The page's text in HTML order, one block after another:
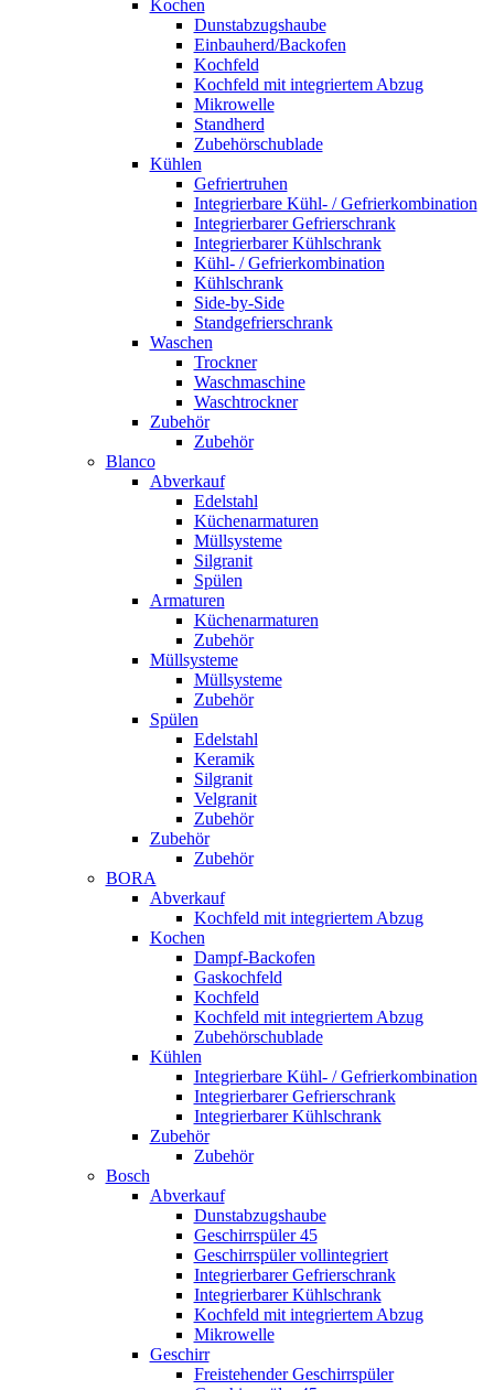
Kochen
Dunstabzugshaube
Einbauherd/Backofen
Kochfeld
Kochfeld mit integriertem Abzug
Mikrowelle
Standherd
Zubehörschublade
Kühlen
Gefriertruhen
Integrierbare Kühl- / Gefrierkombination
Integrierbarer Gefrierschrank
Integrierbarer Kühlschrank
Kühl- / Gefrierkombination
Kühlschrank
Side-by-Side
Standgefrierschrank
Waschen
Trockner
Waschmaschine
Waschtrockner
Zubehör
Zubehör
Blanco
Abverkauf
Edelstahl
Küchenarmaturen
Müllsysteme
Silgranit
Spülen
Armaturen
Küchenarmaturen
Zubehör
Müllsysteme
Müllsysteme
Zubehör
Spülen
Edelstahl
Keramik
Silgranit
Velgranit
Zubehör
Zubehör
Zubehör
BORA
Abverkauf
Kochfeld mit integriertem Abzug
Kochen
Dampf-Backofen
Gaskochfeld
Kochfeld
Kochfeld mit integriertem Abzug
Zubehörschublade
Kühlen
Integrierbare Kühl- / Gefrierkombination
Integrierbarer Gefrierschrank
Integrierbarer Kühlschrank
Zubehör
Zubehör
Bosch
Abverkauf
Dunstabzugshaube
Geschirrspüler 45
Geschirrspüler vollintegriert
Integrierbarer Gefrierschrank
Integrierbarer Kühlschrank
Kochfeld mit integriertem Abzug
Mikrowelle
Geschirr
Freistehender Geschirrspüler